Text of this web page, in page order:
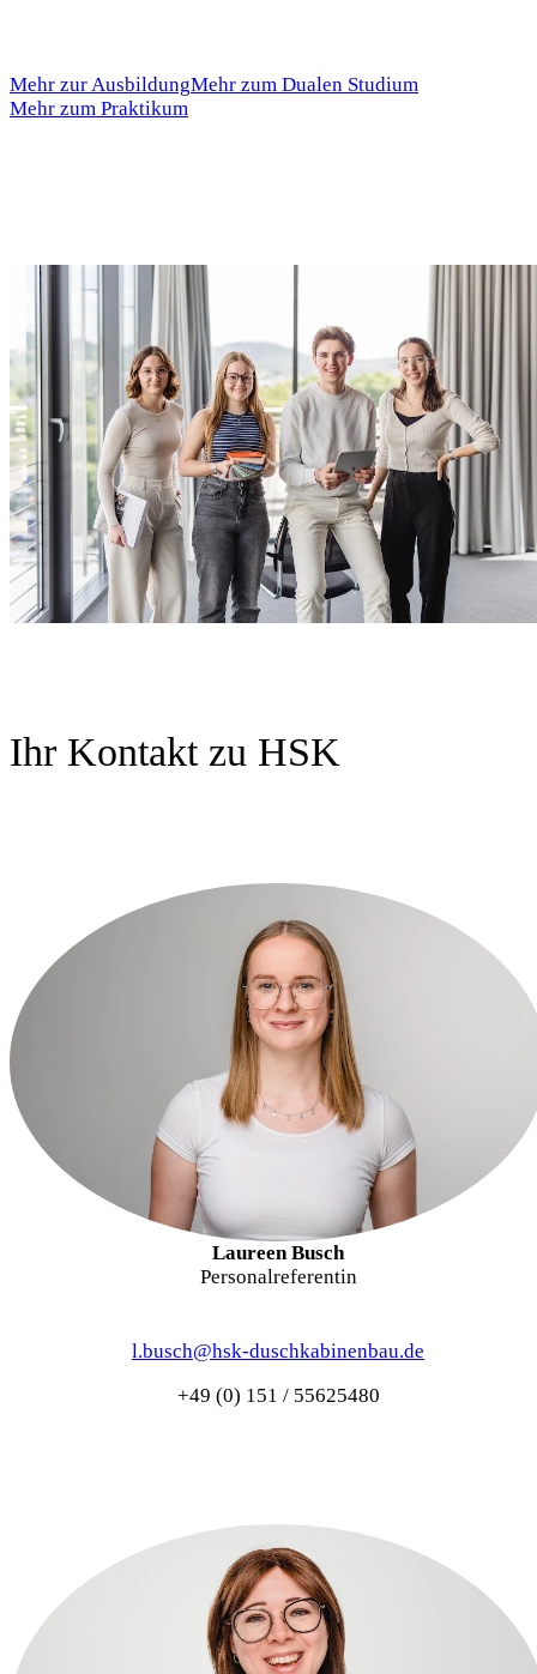
Mehr zur AusbildungMehr zum Dualen Studium
Mehr zum Praktikum
Ihr Kontakt zu HSK
Laureen Busch
Personalreferentin
l.busch@hsk-duschkabinenbau.de
+49 (0) 151 / 55625480